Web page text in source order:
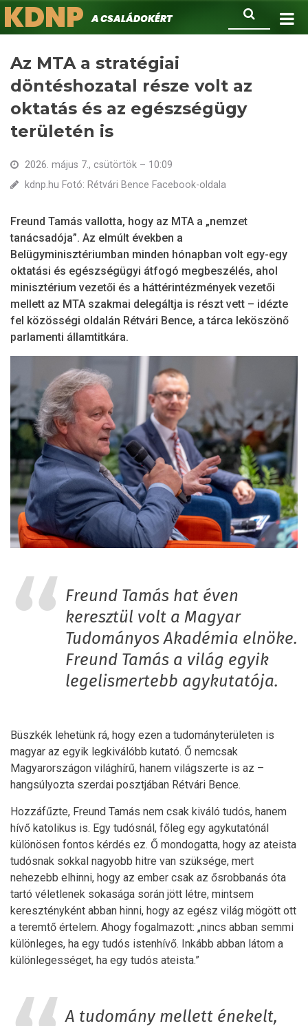
Ugrás
a
Keresés
KDNPA családokért.
Az MTA a stratégiai
döntéshozatal része volt az
oktatás és az egészségügy
területén is
2026. május 7., csütörtök – 10:09
kdnp.hu Fotó: Rétvári Bence Facebook-oldala
Freund Tamás vallotta, hogy az MTA a „nemzet
tanácsadója”. Az elmúlt években a
Belügyminisztériumban minden hónapban volt egy-egy
oktatási és egészségügyi átfogó megbeszélés, ahol
minisztérium vezetői és a háttérintézmények vezetői
mellett az MTA szakmai delegáltja is részt vett – idézte
fel közösségi oldalán Rétvári Bence, a tárca leköszönő
parlamenti államtitkára.
Freund Tamás hat éven
keresztül volt a Magyar
Tudományos Akadémia elnöke.
Freund Tamás a világ egyik
legelismertebb agykutatója.
Büszkék lehetünk rá, hogy ezen a tudományterületen is
magyar az egyik legkiválóbb kutató. Ő nemcsak
Magyarországon világhírű, hanem világszerte is az –
hangsúlyozta szerdai posztjában Rétvári Bence.
Hozzáfűzte, Freund Tamás nem csak kiváló tudós, hanem
hívő katolikus is. Egy tudósnál, főleg egy agykutatónál
különösen fontos kérdés ez. Ő mondogatta, hogy az ateista
tudósnak sokkal nagyobb hitre van szüksége, mert
nehezebb elhinni, hogy az ember csak az ősrobbanás óta
tartó véletlenek sokasága során jött létre, mintsem
keresztényként abban hinni, hogy az egész világ mögött ott
a teremtő értelem. Ahogy fogalmazott: „nincs abban semmi
különleges, ha egy tudós istenhívő. Inkább abban látom a
különlegességet, ha egy tudós ateista.”
A tudomány mellett énekelt,